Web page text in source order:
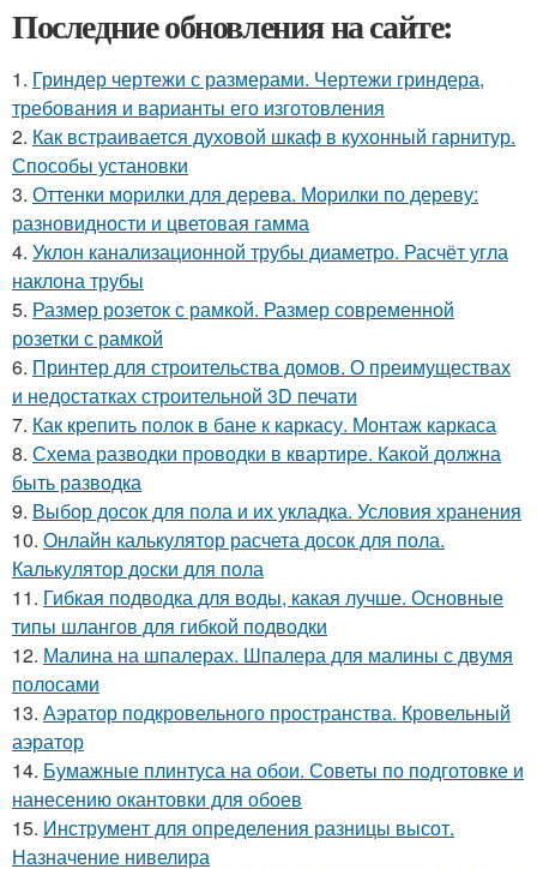
Последние обновления на сайте:
1. Гриндер чертежи с размерами. Чертежи гриндера,
требования и варианты его изготовления
2. Как встраивается духовой шкаф в кухонный гарнитур.
Способы установки
3. Оттенки морилки для дерева. Морилки по дереву:
разновидности и цветовая гамма
4. Уклон канализационной трубы диаметро. Расчёт угла
наклона трубы
5. Размер розеток с рамкой. Размер современной
розетки с рамкой
6. Принтер для строительства домов. О преимуществах
и недостатках строительной 3D печати
7. Как крепить полок в бане к каркасу. Монтаж каркаса
8. Схема разводки проводки в квартире. Какой должна
быть разводка
9. Выбор досок для пола и их укладка. Условия хранения
10. Онлайн калькулятор расчета досок для пола.
Калькулятор доски для пола
11. Гибкая подводка для воды, какая лучше. Основные
типы шлангов для гибкой подводки
12. Малина на шпалерах. Шпалера для малины с двумя
полосами
13. Аэратор подкровельного пространства. Кровельный
аэратор
14. Бумажные плинтуса на обои. Советы по подготовке и
нанесению окантовки для обоев
15. Инструмент для определения разницы высот.
Назначение нивелира